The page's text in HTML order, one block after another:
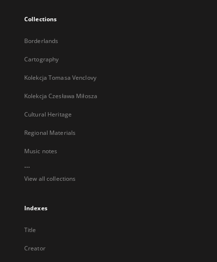
Collections
Borderlands
Cartography
Kolekcja Tomasa Venclovy
Kolekcja Czesława Miłosza
Cultural Heritage
Regional Materials
Music notes
...
View all collections
Indexes
Title
Creator